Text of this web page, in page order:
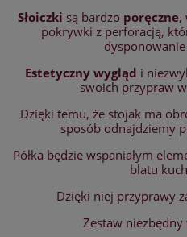
Słoiczki są bardzo poręczne,
pokrywki z perforacją,
Estetyczny wygląd i
swoich przypraw
Dzięki temu, że stojak ma
sposób odnajdziemy
Półka będzie wspaniałym
blatu
Dzięki niej przyprawy
Zestaw